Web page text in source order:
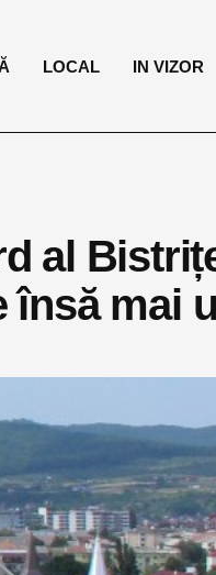
LOCAL IN VIZOR
al
însă mai